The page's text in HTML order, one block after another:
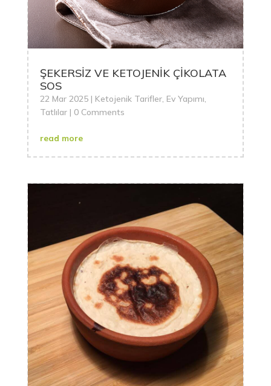
ŞEKERSİZ VE KETOJENİK ÇİKOLATA
SOS
22 Mar 2025| Ketojenik Tarifler, Ev Yapımı,
Tatlılar| 0 Comments
read more